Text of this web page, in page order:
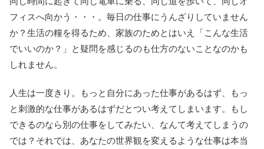
フィスへ向かう・・・。毎日の仕事にうんざりしていません
か？生活の糧を得るため、家族のためとはいえ「こんな生活
でいいのか？」と疑問を感じるのも仕方のないことなのかも
しれません。
人生は一度きり。もっと自分にあった仕事があるはず、もっ
と刺激的な仕事があるはずだとつい考えてしまいます。もし
できるのなら別の仕事をしてみたい、なんて考えてしまうの
では？それでは、あなたの世界観を変えるような仕事は本当